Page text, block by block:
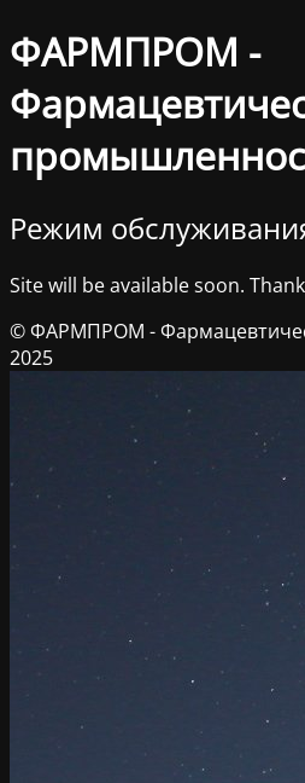
ФАРМПРОМ -
Режим
Site will be available soon.
© ФАРМПРОМ -
2025